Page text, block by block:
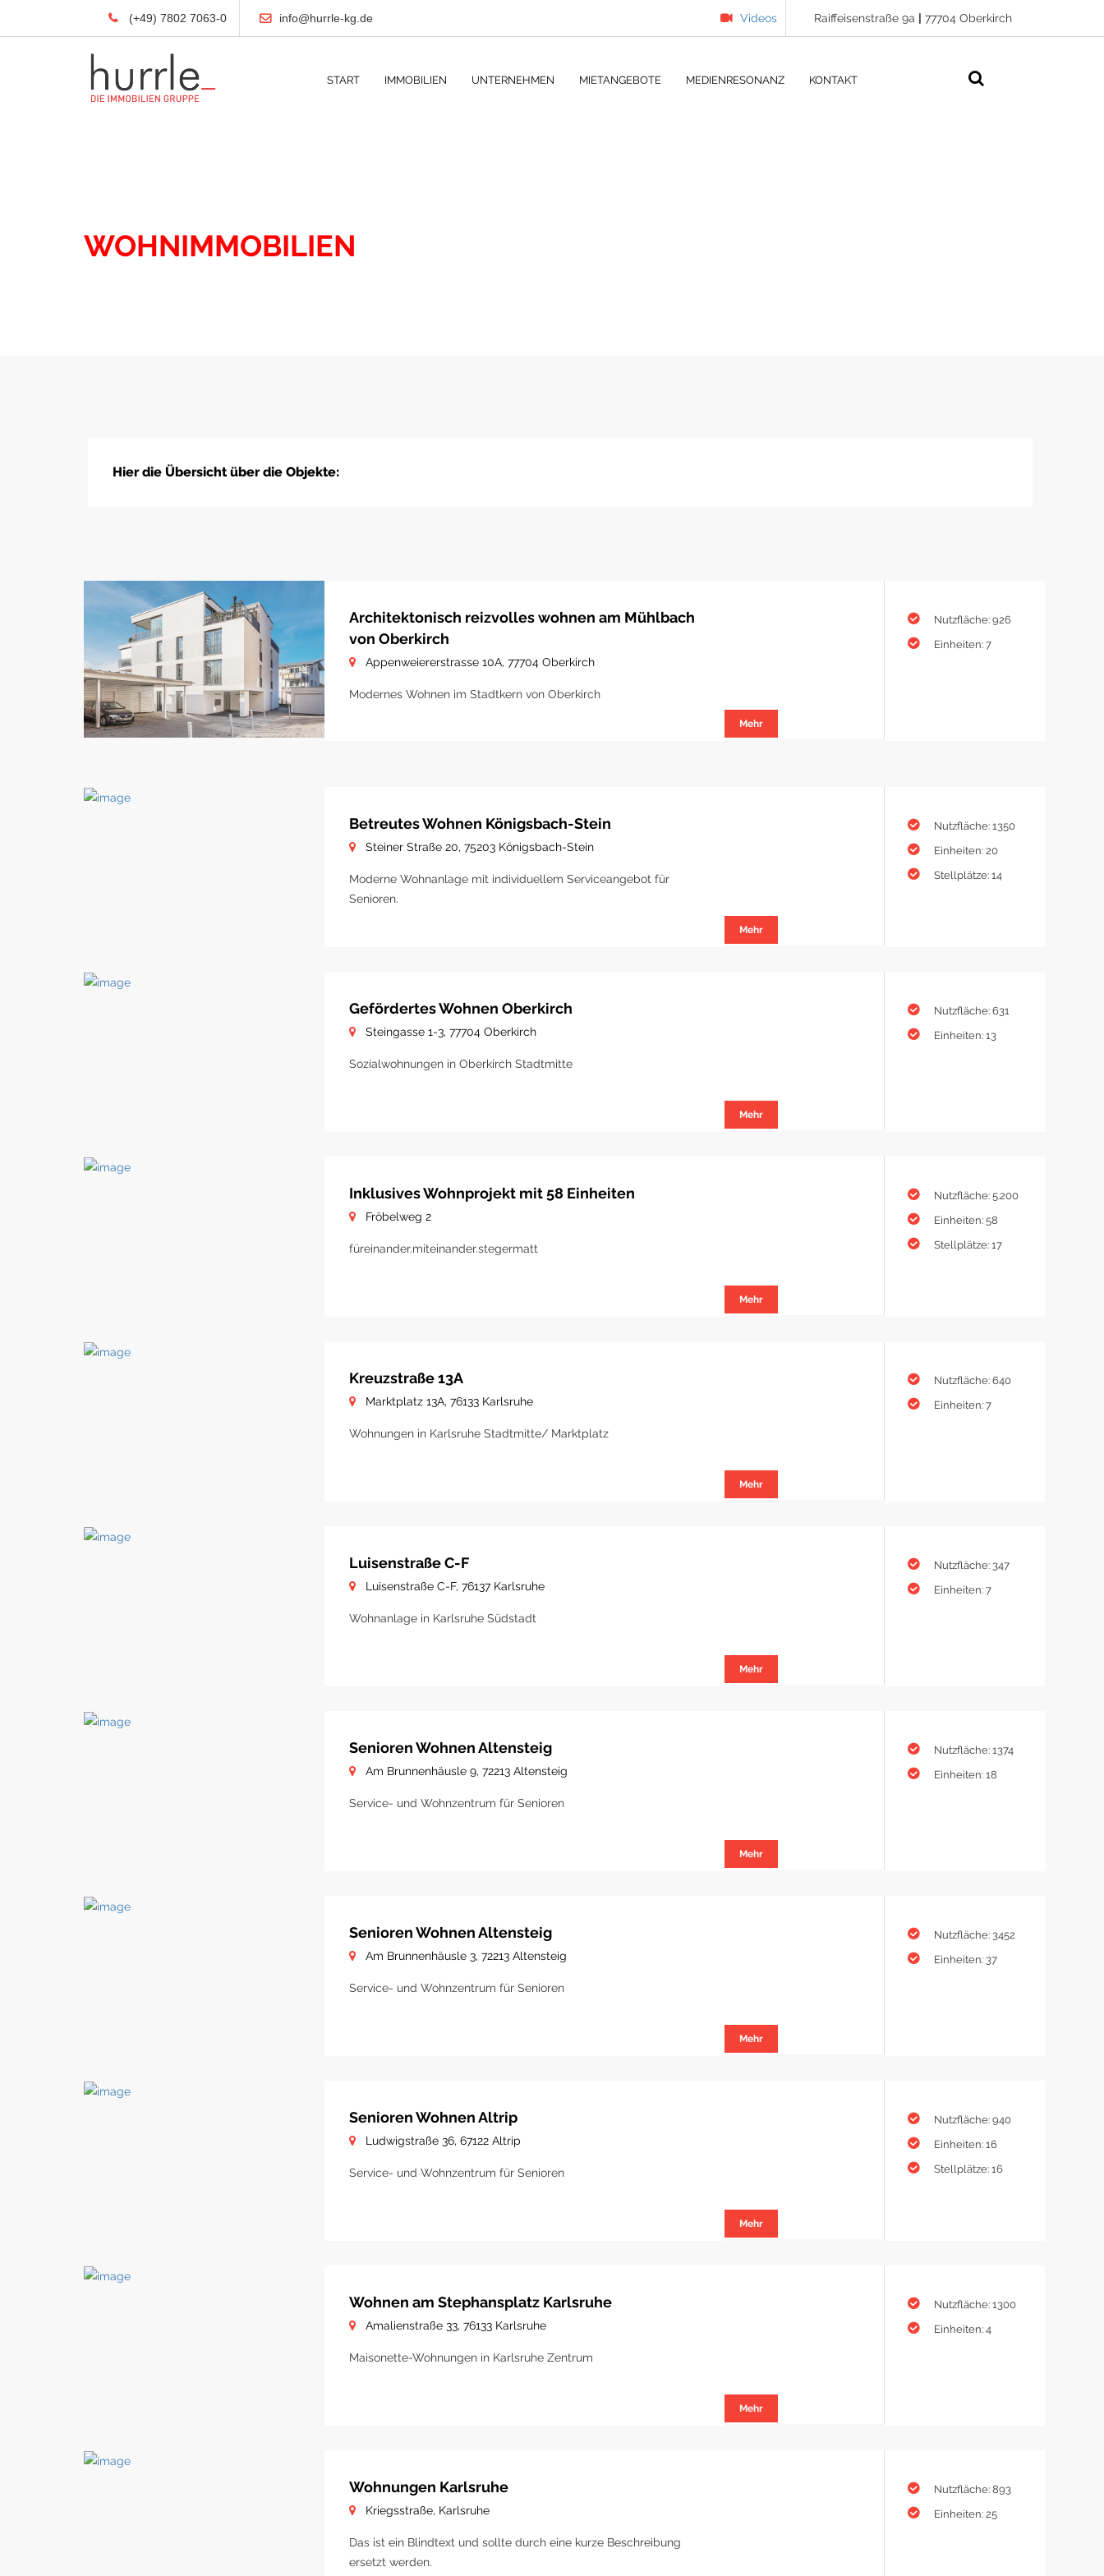
(+49) 7802 7063-0 info@hurrle-kg.de Videos Raiffeisenstraße 9a | 77704 Oberkirch
START IMMOBILIEN UNTERNEHMEN MIETANGEBOTE MEDIENRESONANZ KONTAKT
WOHNIMMOBILIEN
Hier die Übersicht über die Objekte:
Architektonisch reizvolles wohnen am Mühlbach
von Oberkirch
Appenweiererstrasse 10A, 77704 Oberkirch
Modernes Wohnen im Stadtkern von Oberkirch
Mehr
Nutzfläche: 926
Einheiten: 7
Betreutes Wohnen Königsbach-Stein
Steiner Straße 20, 75203 Königsbach-Stein
Moderne Wohnanlage mit individuellem Serviceangebot für
Senioren.
Mehr
Nutzfläche: 1350
Einheiten: 20
Stellplätze: 14
Gefördertes Wohnen Oberkirch
Steingasse 1-3, 77704 Oberkirch
Sozialwohnungen in Oberkirch Stadtmitte
Mehr
Nutzfläche: 631
Einheiten: 13
Inklusives Wohnprojekt mit 58 Einheiten
Fröbelweg 2
füreinander.miteinander.stegermatt
Mehr
Nutzfläche: 5.200
Einheiten: 58
Stellplätze: 17
Kreuzstraße 13A
Marktplatz 13A, 76133 Karlsruhe
Wohnungen in Karlsruhe Stadtmitte/ Marktplatz
Mehr
Nutzfläche: 640
Einheiten: 7
Luisenstraße C-F
Luisenstraße C-F, 76137 Karlsruhe
Wohnanlage in Karlsruhe Südstadt
Mehr
Nutzfläche: 347
Einheiten: 7
Senioren Wohnen Altensteig
Am Brunnenhäusle 9, 72213 Altensteig
Service- und Wohnzentrum für Senioren
Mehr
Nutzfläche: 1374
Einheiten: 18
Senioren Wohnen Altensteig
Am Brunnenhäusle 3, 72213 Altensteig
Service- und Wohnzentrum für Senioren
Mehr
Nutzfläche: 3452
Einheiten: 37
Senioren Wohnen Altrip
Ludwigstraße 36, 67122 Altrip
Service- und Wohnzentrum für Senioren
Mehr
Nutzfläche: 940
Einheiten: 16
Stellplätze: 16
Wohnen am Stephansplatz Karlsruhe
Amalienstraße 33, 76133 Karlsruhe
Maisonette-Wohnungen in Karlsruhe Zentrum
Mehr
Nutzfläche: 1300
Einheiten: 4
Wohnungen Karlsruhe
Kriegsstraße, Karlsruhe
Das ist ein Blindtext und sollte durch eine kurze Beschreibung
ersetzt werden.
Nutzfläche: 893
Einheiten: 25